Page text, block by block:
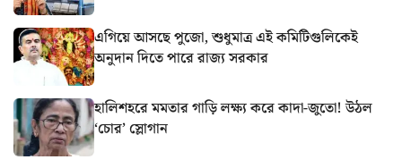
এগিয়ে আসছে পুজো, শুধুমাত্র এই কমিটিগুলিকেই
অনুদান দিতে পারে রাজ্য সরকার
হালিশহরে মমতার গাড়ি লক্ষ্য করে কাদা-জুতো! উঠল
‘চোর’ স্লোগান